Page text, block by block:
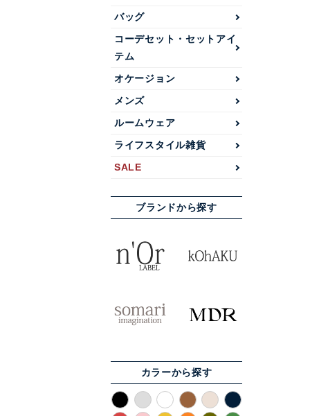
バッグ
コーデセット・セットアイ
テム
オケージョン
メンズ
ルームウェア
ライフスタイル雑貨
SALE
ブランドから探す
カラーから探す